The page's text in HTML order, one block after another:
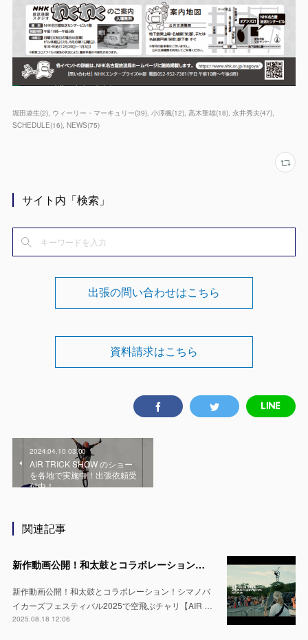
堀田凌生(2) ウィーリー・マーキュリー(39) 小澤楓(12) 高木聖雄(18) 永井秀夫(47)
SCHEDULE(16) NEWS(75)
サイト内「検索」
出張の問い合わせはこちら
資料請求はこちら
2024.04.10 03:00
AIR TRICK SHOW のショー
を各地で実施中！出張依頼受
付中！
関連記事
新作動画公開！和太鼓とコラボレーション！シマノバイカーズフェスティバル2025で空飛ぶチャリ【AIR TRICK SHOW】
新作動画公開！和太鼓とコラボレーション！シマノバ
イカーズフェスティバル2025で空飛ぶチャリ【AIR …
2025.08.18 12:06